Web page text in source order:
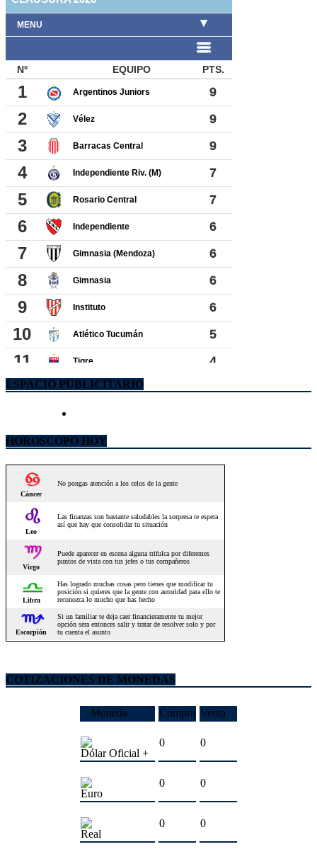
ESPACIO PUBLICITARIO
HOROSCOPO HOY
COTIZACIONES DE MONEDAS
Moneda Compra Venta
Dólar Oficial +
0 0
Euro
0 0
Real
0 0